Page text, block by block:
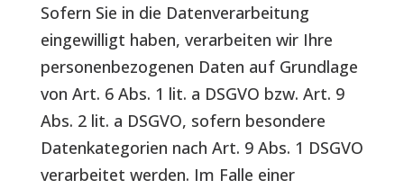
Sofern Sie in die Datenverarbeitung
eingewilligt haben, verarbeiten wir Ihre
personenbezogenen Daten auf Grundlage
von Art. 6 Abs. 1 lit. a DSGVO bzw. Art. 9
Abs. 2 lit. a DSGVO, sofern besondere
Datenkategorien nach Art. 9 Abs. 1 DSGVO
verarbeitet werden. Im Falle einer